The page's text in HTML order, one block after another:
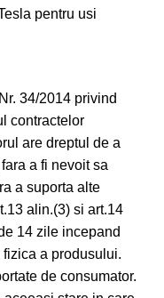
pentru usi
34/2014 privind
contractelor
are dreptul de a
a fi nevoit sa
a suporta alte
alin.(3) si art.14
14 zile incepand
a produsului.
de consumator.